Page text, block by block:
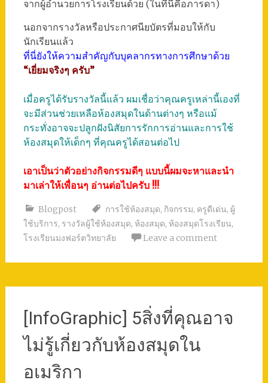
จากผู้อำนวยการโรงเรียนด้วย (ในที่นี้คือภารดา)
นอกจากรางวัลหรือประกาศนียบัตรที่มอบให้กับ
นักเรียนแล้ว
ที่นี่ยังให้ความสำคัญกับบุคลากรทางการศึกษาด้วย
“เยี่ยมจริงๆ ครับ”
เมื่อครูได้รับรางวัลนี้แล้ว ผมเชื่อว่าคุณครูเหล่านี้เองที่
จะมีส่วนช่วยเหลือห้องสมุดในด้านต่างๆ หรือแม้
กระทั่งอาจจะปลูกฝังนิสัยการรักการอ่านและการใช้
ห้องสมุดให้เด็กๆ ที่คุณครูได้สอนต่อไป
เอาเป็นว่าตัวอย่างกิจกรรมดีๆ แบบนี้ผมจะหาและนำ
มาเล่าให้เพื่อนๆ อ่านต่อไปครับ !!!
Blogpost การใช้ห้องสมุด, กิจกรรม, ครูดีเด่น, ผู้
ใช้บริการ, รางวัลผู้ใช้ห้องสมุด, ห้องสมุด, ห้องสมุดโรงเรียน,
โรงเรียนมงฟอร์ตวิทยาลัย
Leave a comment
[InfoGraphic] 5สิ่งที่คุณอาจ
ไม่รู้เกี่ยวกับห้องสมุดใน
อเมริกา